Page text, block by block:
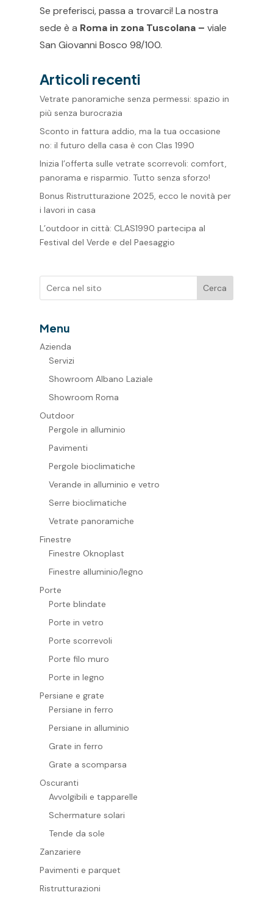
Se preferisci, passa a trovarci! La nostra
sede è a Roma in zona Tuscolana – viale
San Giovanni Bosco 98/100.
Articoli recenti
Vetrate panoramiche senza permessi: spazio in
più senza burocrazia
Sconto in fattura addio, ma la tua occasione
no: il futuro della casa è con Clas 1990
Inizia l’offerta sulle vetrate scorrevoli: comfort,
panorama e risparmio. Tutto senza sforzo!
Bonus Ristrutturazione 2025, ecco le novità per
i lavori in casa
L’outdoor in città: CLAS1990 partecipa al
Festival del Verde e del Paesaggio
Cerca
Menu
Azienda
Servizi
Showroom Albano Laziale
Showroom Roma
Outdoor
Pergole in alluminio
Pavimenti
Pergole bioclimatiche
Verande in alluminio e vetro
Serre bioclimatiche
Vetrate panoramiche
Finestre
Finestre Oknoplast
Finestre alluminio/legno
Porte
Porte blindate
Porte in vetro
Porte scorrevoli
Porte filo muro
Porte in legno
Persiane e grate
Persiane in ferro
Persiane in alluminio
Grate in ferro
Grate a scomparsa
Oscuranti
Avvolgibili e tapparelle
Schermature solari
Tende da sole
Zanzariere
Pavimenti e parquet
Ristrutturazioni